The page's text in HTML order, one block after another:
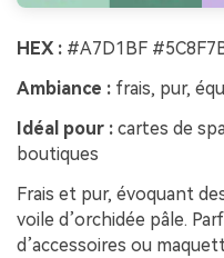
HEX : #A7D1BF
Ambiance : frais, pur,
Idéal pour : cartes de
boutiques
Frais et pur, évoquant
voile d’orchidée pâle.
d’accessoires ou